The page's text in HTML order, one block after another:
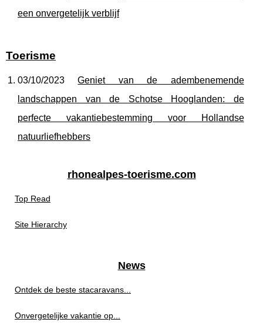
een onvergetelijk verblijf
Toerisme
03/10/2023Geniet van de adembenemende
landschappen van de Schotse Hooglanden: de
perfecte vakantiebestemming voor Hollandse
natuurliefhebbers
rhonealpes-toerisme.com
Top Read
Site Hierarchy
News
Ontdek de beste stacaravans...
Onvergetelijke vakantie op...